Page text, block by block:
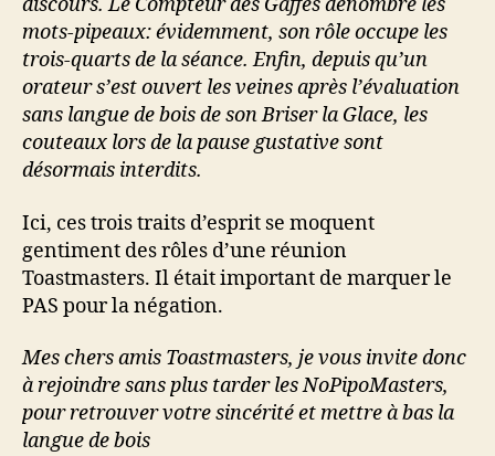
discours. Le Compteur des Gaffes dénombre les
mots-pipeaux: évidemment, son rôle occupe les
trois-quarts de la séance. Enfin, depuis qu’un
orateur s’est ouvert les veines après l’évaluation
sans langue de bois de son Briser la Glace, les
couteaux lors de la pause gustative sont
désormais interdits.
Ici, ces trois traits d’esprit se moquent
gentiment des rôles d’une réunion
Toastmasters. Il était important de marquer le
PAS pour la négation.
Mes chers amis Toastmasters, je vous invite donc
à rejoindre sans plus tarder les NoPipoMasters,
pour retrouver votre sincérité et mettre à bas la
langue de bois